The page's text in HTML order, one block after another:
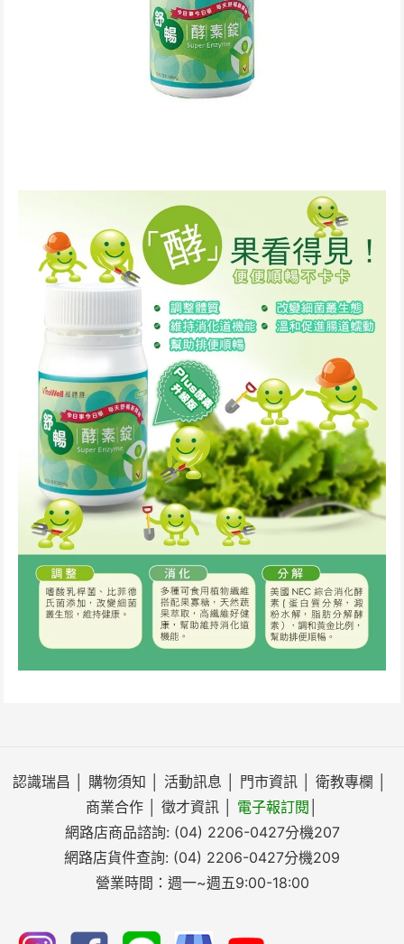
認識瑞昌 購物須知 活動訊息 門市資訊 衛教專欄
商業合作
徵才資訊 電子報訂閱
網路店商品諮詢: (04) 2206-0427分機207
網路店貨件查詢: (04) 2206-0427分機209
營業時間：週一~週五9:00-18:00